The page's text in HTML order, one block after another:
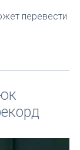
перевести